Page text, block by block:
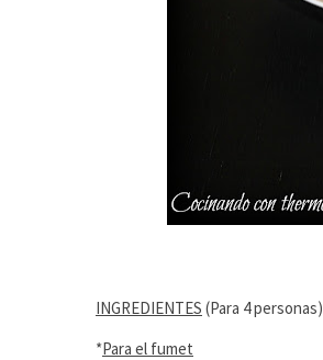
INGREDIENTES (Para 4 personas)
*Para el fumet